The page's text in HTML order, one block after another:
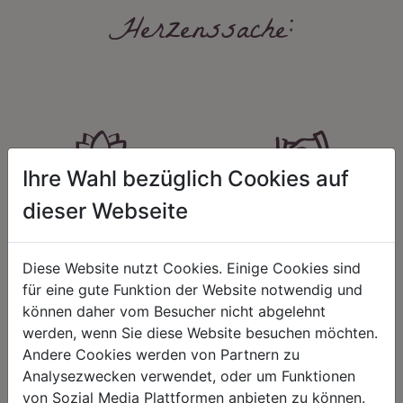
Herzenssache:
schenken natürliche, stilvolle
Momente für harmonische Stunden
zu Hause – den Ort, an dem
Menschen sich geborgen fühlen und
positive Energie schöpfen.
fair – im Hinblick auf unsere
Kalkulation, angemessene
Entlohnung und unsere
nachhaltigen, gewachsenen
Geschäftsbeziehungen.
Ihre Wahl bezüglich Cookies auf
dieser Webseite
Diese Website nutzt Cookies. Einige Cookies sind
für eine gute Funktion der Website notwendig und
können daher vom Besucher nicht abgelehnt
werden, wenn Sie diese Website besuchen möchten.
Andere Cookies werden von Partnern zu
Analysezwecken verwendet, oder um Funktionen
von Sozial Media Plattformen anbieten zu können.